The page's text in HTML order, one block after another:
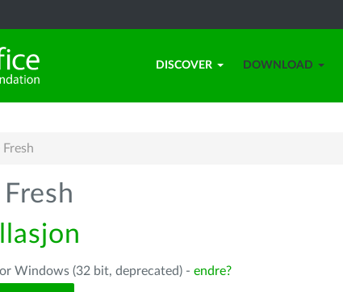
DISCOVER DOWNLOAD
Windows (32 bit, deprecated) - endre?